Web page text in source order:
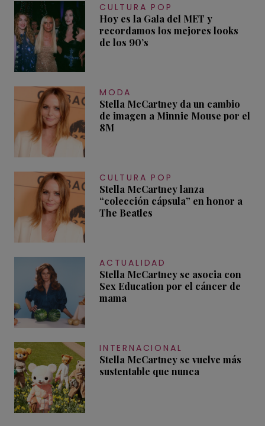
CULTURA POP
Hoy es la Gala del MET y
recordamos los mejores looks
de los 90’s
MODA
Stella McCartney da un cambio
de imagen a Minnie Mouse por el
8M
CULTURA POP
Stella McCartney lanza
“colección cápsula” en honor a
The Beatles
ACTUALIDAD
Stella McCartney se asocia con
Sex Education por el cáncer de
mama
INTERNACIONAL
Stella McCartney se vuelve más
sustentable que nunca